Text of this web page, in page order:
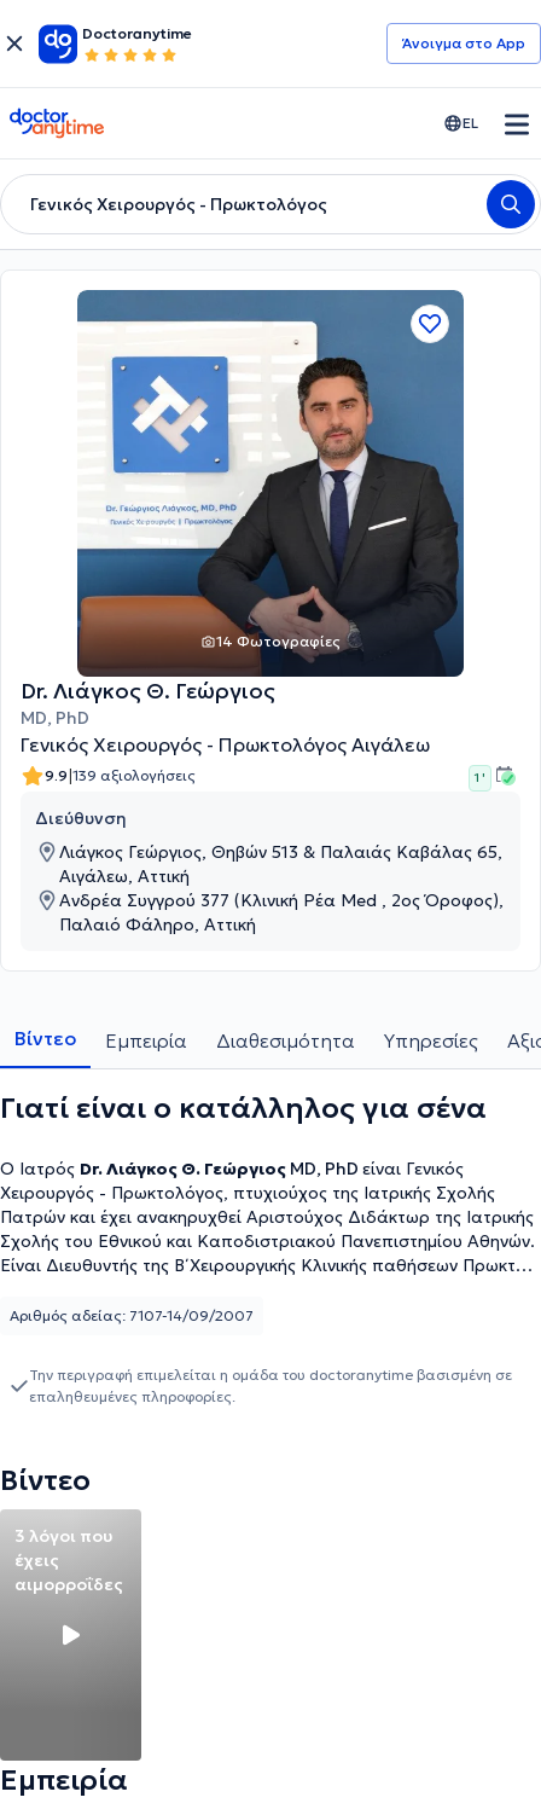
Doctoranytime
Άνοιγμα στο App
doctoranytime EL
Γενικός Χειρουργός - Πρωκτολόγος
14 Φωτογραφίες
Dr. Λιάγκος Θ. Γεώργιος
ΜD, PhD
Γενικός Χειρουργός - Πρωκτολόγος Αιγάλεω
9.9|139 αξιολογήσεις 1 '
Διεύθυνση
Λιάγκος Γεώργιος, Θηβών 513 & Παλαιάς Καβάλας 65,
Αιγάλεω, Αττική
Ανδρέα Συγγρού 377 (Κλινική Ρέα Med , 2ος Όροφος),
Παλαιό Φάληρο, Αττική
Βίντεο Εμπειρία Διαθεσιμότητα Υπηρεσίες
Γιατί είναι ο κατάλληλος για σένα
Ο Ιατρός Dr. Λιάγκος Θ. Γεώργιος ΜD, PhD είναι Γενικός
Χειρουργός - Πρωκτολόγος, πτυχιούχος της Ιατρικής Σχολής
Πατρών και έχει ανακηρυχθεί Αριστούχος Διδάκτωρ της Ιατρικής
Σχολής του Εθνικού και Καποδιστριακού Πανεπιστημίου Αθηνών.
Είναι Διευθυντής της Β΄ Χειρουργικής Κλινικής παθήσεων Πρωκτού
Πρωκτολόγος του Metropolitan Hospital στο Νέο Φάληρο και στο
Κολεγίου των Χειρουργών (ATLS - ACS Committee on Trauma)
και ενεργό μέλος της Ελληνικής Χειρουργικής Εταιρείας,της
Κολοπρωκτολογίας και της Ελληνικής Φλεβολογικής
Εταιρείας.Έχει εξειδικευτεί στη Χειρουργική Παθήσεων Πρωκτού
και στην Χειρουργική Παθήσεων του Εντέρου στο Γενικό Κρατικό
Νοσοκομείο Νίκαιας και έχει μετεκπαιδευτεί στην Προηγμένη
Λαπαροσκοπική Χειρουργική και στην Ελάχιστα Επεμβατική
πιστοποιηθεί στην χρήση των σύγχρονων οπτικών ινών Laser,
ραδιοσυχνοτήτων (RF) και υπερήχων (HAL) στην Χειρουργική των
εξωτερικού και της Ελλάδας και ενημερώνεται κυρίως για τις
τρέχουσες εξελίξεις της Πρωκτολογίας και της Ελάχιστα
Αριθμός αδείας: 7107-14/09/2007
Την περιγραφή επιμελείται η ομάδα του doctoranytime βασισμένη σε
επαληθευμένες πληροφορίες.
Βίντεο
3 λόγοι που
έχεις
αιμορροΐδες
Εμπειρία